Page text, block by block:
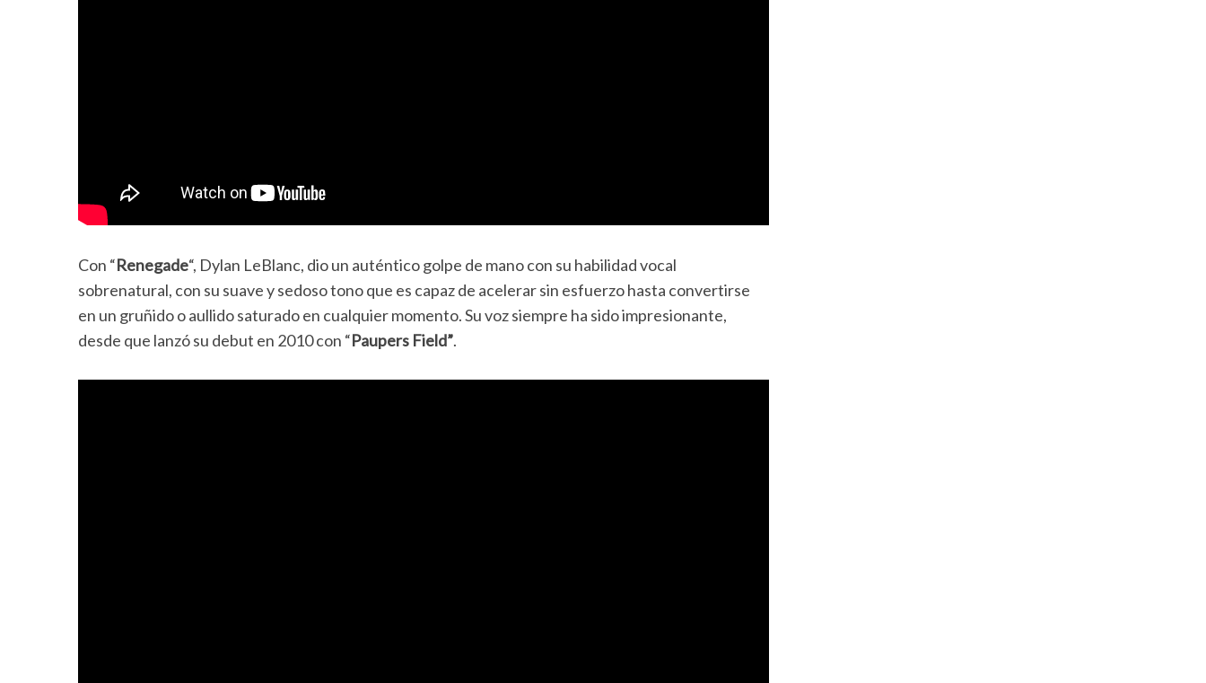
Con “Renegade“, Dylan LeBlanc, dio un auténtico golpe de mano con su habilidad vocal
sobrenatural, con su suave y sedoso tono que es capaz de acelerar sin esfuerzo hasta convertirse
en un gruñido o aullido saturado en cualquier momento. Su voz siempre ha sido impresionante,
desde que lanzó su debut en 2010 con “Paupers Field”.